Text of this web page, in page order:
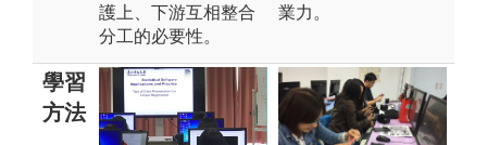
護上、下游互相整合
分工的必要性。
業力。
學習
方法